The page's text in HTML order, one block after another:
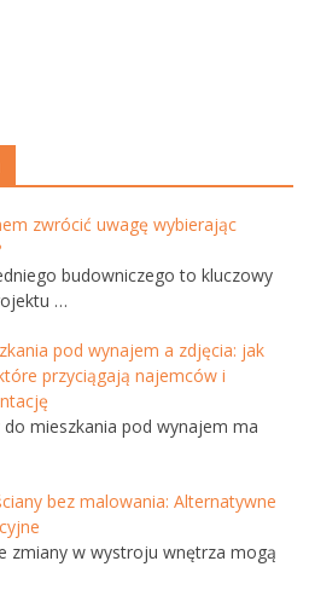
zwrócić uwagę wybierając
budowniczego to kluczowy
…
pod wynajem a zdjęcia: jak
przyciągają najemców i
mieszkania pod wynajem ma
bez malowania: Alternatywne
zmiany w wystroju wnętrza mogą